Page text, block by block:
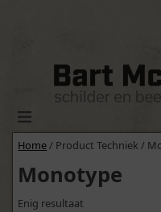
Home/ Product Techniek /
Monotype
Enig resultaat